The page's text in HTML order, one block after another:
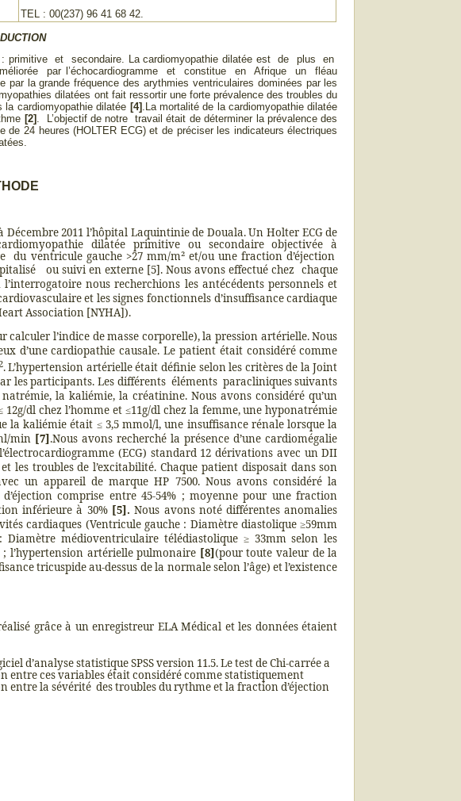
TEL : 00(237) 96 41 68 42.
: primitive et secondaire. La cardiomyopathie dilatée est de plus en
par l’échocardiogramme et constitue en Afrique un fléau
par la grande fréquence des arythmies ventriculaires dominées par les
dilatées ont fait ressortir une forte prévalence des troubles du
la cardiomyopathie dilatée [4].La mortalité de la cardiomyopathie dilatée
[2]. L’objectif de notre travail était de déterminer la prévalence des
de 24 heures (HOLTER ECG) et de préciser les indicateurs électriques
2011 l’hôpital Laquintinie de Douala. Un Holter ECG de
dilatée primitive ou secondaire objectivée à
du ventricule gauche >27 mm/m² et/ou une fraction d’éjection
ousuivi en externe [5]. Nous avons effectué chez chaque
nous recherchions les antécédents personnels et
et les signes fonctionnels d’insuffisance cardiaque
Association [NYHA]).
l’indice de masse corporelle), la pression artérielle. Nous
d’une cardiopathie causale. Le patient était considéré comme
.L’hypertension artérielle était définie selon les critères de la Joint
les participants. Les différents éléments paracliniques suivants
la kaliémie, la créatinine. Nous avons considéré qu’un
dl chez l’homme et ≤11g/dl chez la femme, une hyponatrémie
kaliémie était ≤ 3,5 mmol/l, une insuffisance rénale lorsque la
min [7].Nous avons recherché la présence d’une cardiomégalie
(ECG) standard 12 dérivations avec un DII
troubles de l’excitabilité. Chaque patient disposait dans son
un appareil de marque HP 7500. Nous avons considéré la
comprise entre 45-54% ; moyenne pour une fraction
inférieure à 30% [5].Nous avons noté différentes anomalies
cardiaques (Ventricule gauche : Diamètre diastolique ≥59mm
médioventriculaire télédiastolique ≥ 33mm selon les
l’hypertension artérielle pulmonaire [8](pour toute valeur de la
tricuspide au-dessus de la normale selon l’âge) et l’existence
grâce à un enregistreur ELA Médical et les données étaient
d’analyse statistique SPSS version 11.5. Le test de Chi-carrée a
entre ces variables était considéré comme statistiquement
entre la sévérité des troubles du rythme et la fraction d’éjection